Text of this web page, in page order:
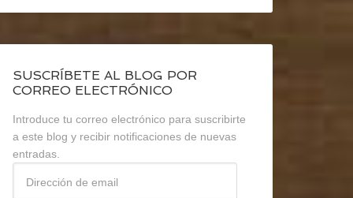
SUSCRÍBETE AL BLOG POR
CORREO ELECTRÓNICO
Introduce tu correo electrónico para suscribirte
a este blog y recibir notificaciones de nuevas
entradas.